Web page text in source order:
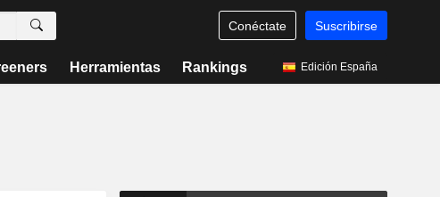
Conéctate Suscribirse
Herramientas Rankings Edición España